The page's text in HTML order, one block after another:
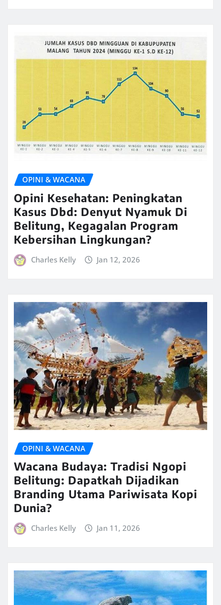
OPINI & WACANA
Opini Kesehatan: Peningkatan
Kasus Dbd: Denyut Nyamuk Di
Belitung, Kegagalan Program
Kebersihan Lingkungan?
Charles Kelly Jan 12, 2026
OPINI & WACANA
Wacana Budaya: Tradisi Ngopi
Belitung: Dapatkah Dijadikan
Branding Utama Pariwisata Kopi
Dunia?
Charles Kelly Jan 11, 2026